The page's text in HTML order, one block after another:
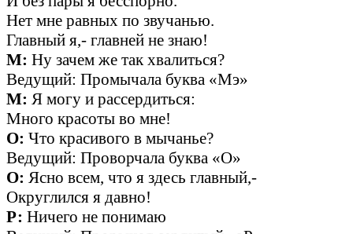
Нет мне равных по звучанью.
Главный я,- главней не знаю!
М: Ну зачем же так хвалиться?
Ведущий: Промычала буква «Мэ»
М: Я могу и рассердиться:
Много красоты во мне!
О: Что красивого в мычанье?
Ведущий: Проворчала буква «О»
О: Ясно всем, что я здесь главный,-
Округлился я давно!
Р: Ничего не понимаю